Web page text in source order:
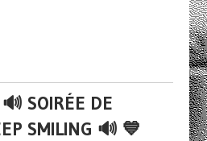
SOIRÉE DE
SMILING 🔊 💙